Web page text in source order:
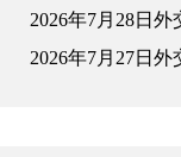
2026年7月28日
2026年7月27日